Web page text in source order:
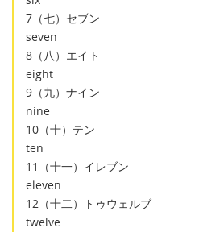
7（七）セブン
seven
8（八）エイト
eight
9（九）ナイン
nine
10（十）テン
ten
11（十一）イレブン
eleven
12（十二）トゥウェルブ
twelve